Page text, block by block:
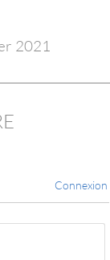
2021
Connexion